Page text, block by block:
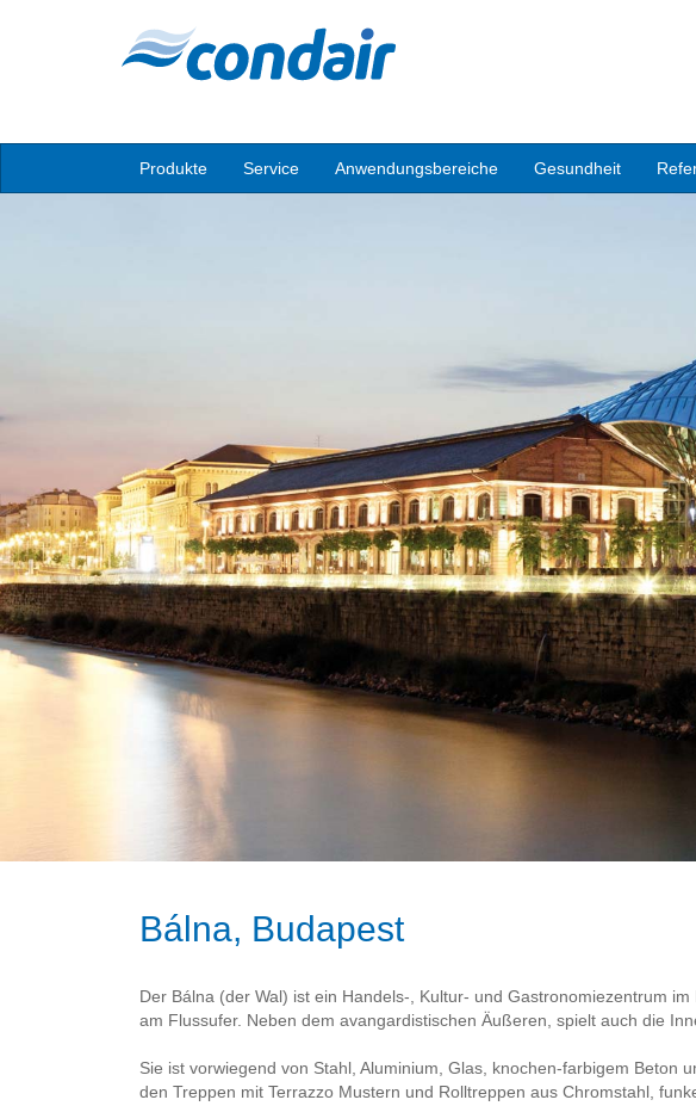
Produkte Service Anwendungsbereiche Gesundheit
Bálna, Budapest
Der Bálna (der Wal) ist ein Handels-, Kultur- und Gastronomiezentrum
am Flussufer. Neben dem avangardistischen Äußeren, spielt auch die
Sie ist vorwiegend von Stahl, Aluminium, Glas, knochen-farbigem Beton
den Treppen mit Terrazzo Mustern und Rolltreppen aus Chromstahl,